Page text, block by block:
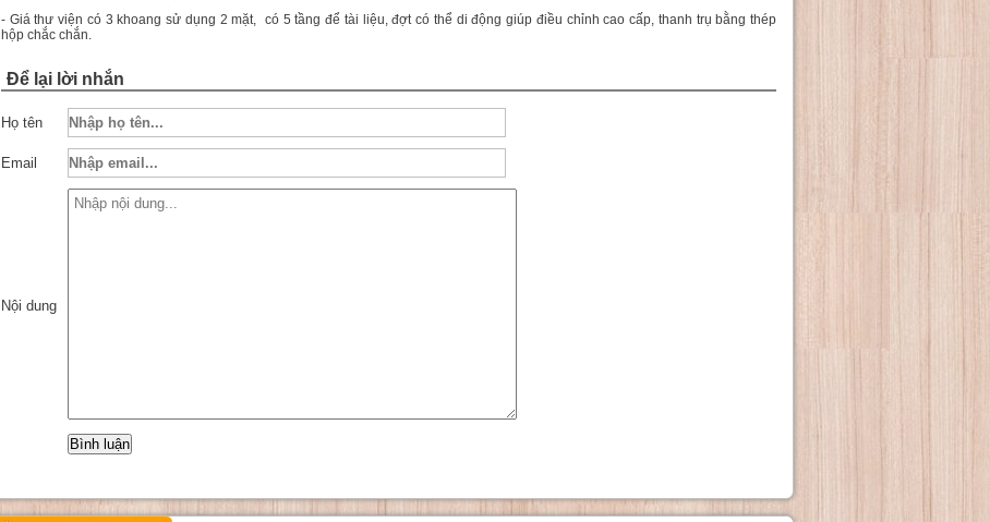
- Giá thư viện có 3 khoang sử dụng 2 mặt, có 5 tầng để tài liệu, đợt có thể di động giúp điều chỉnh cao cấp, thanh trụ bằng thép
hộp chắc chắn.
Để lại lời nhắn
Họ tên
Email
Nội dung